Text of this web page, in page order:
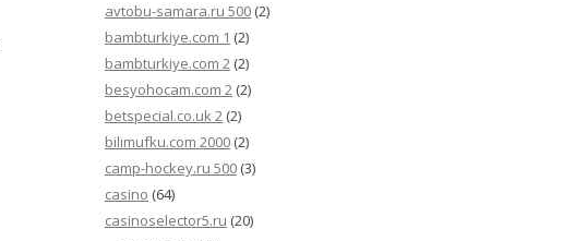
avtobu-samara.ru 500 (2)
bambturkiye.com 1 (2)
bambturkiye.com 2 (2)
besyohocam.com 2 (2)
betspecial.co.uk 2 (2)
bilimufku.com 2000 (2)
camp-hockey.ru 500 (3)
casino (64)
casinoselector5.ru (20)